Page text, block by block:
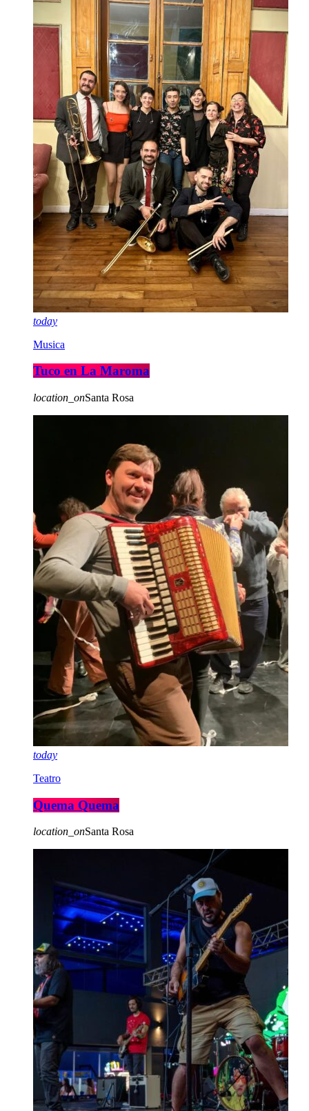
today
Musica
Tuco en La Maroma
location_onSanta Rosa
today
Teatro
Quema Quema
location_onSanta Rosa